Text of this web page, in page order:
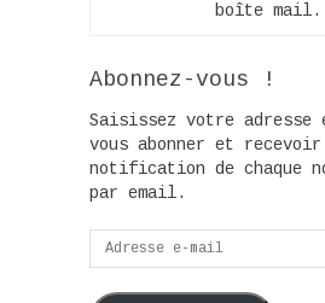
boîte mail.
Abonnez-vous !
Saisissez votre adresse
vous abonner et recevoir
notification de chaque
par email.
Adresse
e-
mail